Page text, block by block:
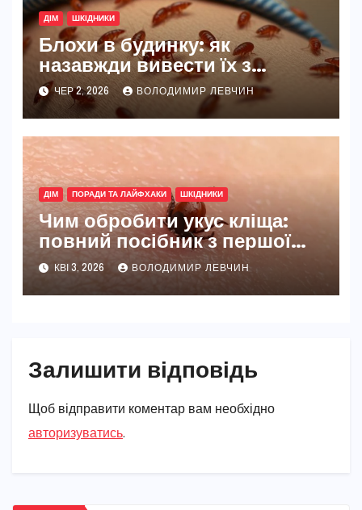
ДІМ ШКІДНИКИ
Блохи в будинку: як
назавжди вивести їх з
квартири чи будинку
ЧЕР 2, 2026 ВОЛОДИМИР ЛЕВЧИН
ДІМ ПОРАДИ ТА ЛАЙФХАКИ ШКІДНИКИ
Чим обробити укус кліща:
повний посібник з першої
допомоги та профілактики
КВІ 3, 2026 ВОЛОДИМИР ЛЕВЧИН
Залишити відповідь
Щоб відправити коментар вам необхідно
авторизуватись.